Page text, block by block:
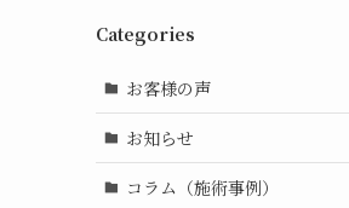
Categories
お客様の声
お知らせ
コラム（施術事例）